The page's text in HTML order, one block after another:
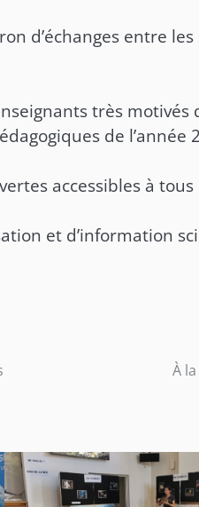
d’échanges entre
très
de l’année
accessibles à tous
et d’information
À